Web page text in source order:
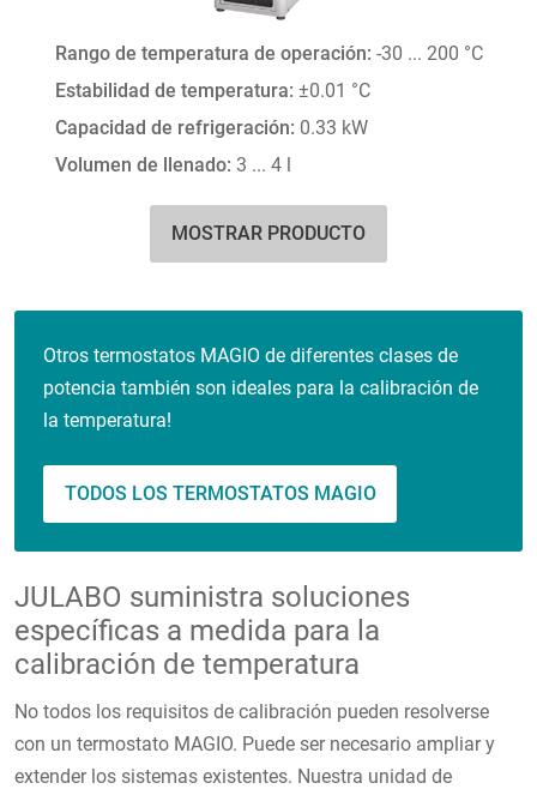
Rango de temperatura de operación: -30 ... 200 °C
Estabilidad de temperatura: ±0.01 °C
Capacidad de refrigeración: 0.33 kW
Volumen de llenado: 3 ... 4 l
MOSTRAR PRODUCTO
Otros termostatos MAGIO de diferentes clases de
potencia también son ideales para la calibración de
la temperatura!
TODOS LOS TERMOSTATOS MAGIO
JULABO suministra soluciones
específicas a medida para la
calibración de temperatura
No todos los requisitos de calibración pueden resolverse
con un termostato MAGIO. Puede ser necesario ampliar y
extender los sistemas existentes. Nuestra unidad de